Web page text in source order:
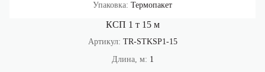
Упаковка: Термопакет
КСП 1 т 15 м
Артикул: TR-STKSP1-15
Длина, м: 1